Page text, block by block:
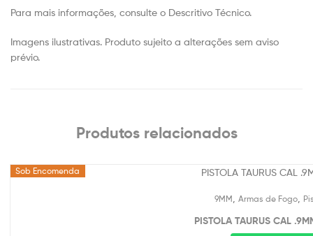
Para mais informações, consulte o Descritivo Técnico.
Imagens ilustrativas. Produto sujeito a alterações sem aviso
prévio.
Produtos relacionados
Sob Encomenda
9MM Armas de Fogo,
PISTOLA TAURUS CAL